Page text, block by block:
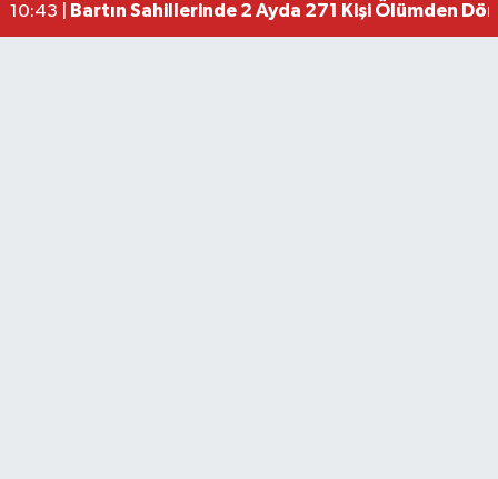
10:43 | Bartın Sahillerinde 2 Ayda 271 Kişi Ölümden